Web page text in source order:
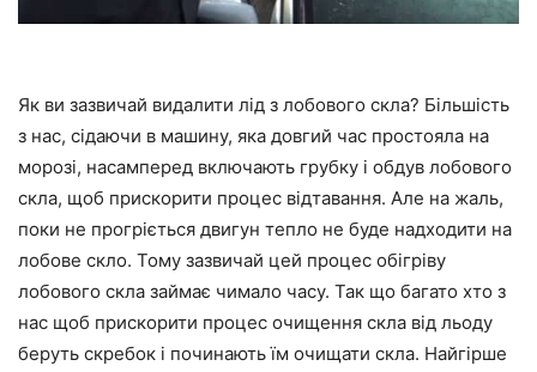
Як ви зазвичай видалити лід з лобового скла? Більшість
з нас, сідаючи в машину, яка довгий час простояла на
морозі, насамперед включають грубку і обдув лобового
скла, щоб прискорити процес відтавання. Але на жаль,
поки не прогріється двигун тепло не буде надходити на
лобове скло. Тому зазвичай цей процес обігріву
лобового скла займає чимало часу. Так що багато хто з
нас щоб прискорити процес очищення скла від льоду
беруть скребок і починають їм очищати скла. Найгірше